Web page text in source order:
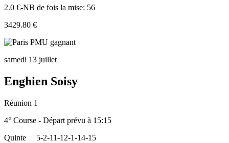
2.0 €-NB de fois la mise: 56
3429.80 €
samedi 13 juillet
Enghien Soisy
Réunion 1
4° Course - Départ prévu à 15:15
Quinte
5-2-11-12-1-14-15